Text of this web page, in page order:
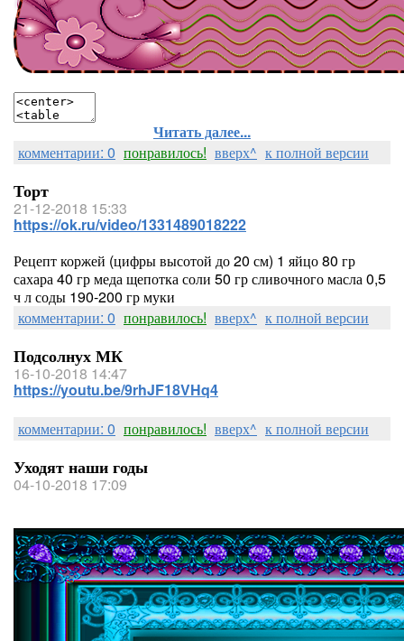
Читать далее...
комментарии: 0 понравилось! вверх^ к полной версии
Торт
21-12-2018 15:33
https://ok.ru/video/1331489018222
Рецепт коржей (цифры высотой до 20 см) 1 яйцо 80 гр
сахара 40 гр меда щепотка соли 50 гр сливочного масла 0,5
ч л соды 190-200 гр муки
комментарии: 0 понравилось! вверх^ к полной версии
Подсолнух МК
16-10-2018 14:47
https://youtu.be/9rhJF18VHq4
комментарии: 0 понравилось! вверх^ к полной версии
Уходят наши годы
04-10-2018 17:09